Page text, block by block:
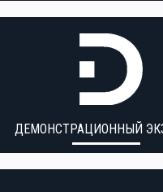
ДЕМОНСТРАЦИОННЫЙ